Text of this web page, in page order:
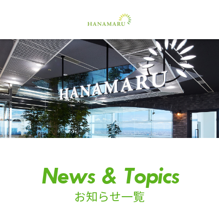
News & Topics
お知らせ一覧